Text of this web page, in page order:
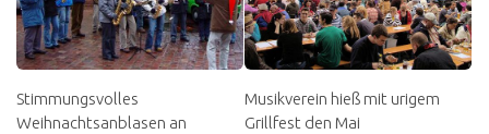
Stimmungsvolles
Weihnachtsanblasen an
Musikverein hieß mit urigem
Grillfest den Mai